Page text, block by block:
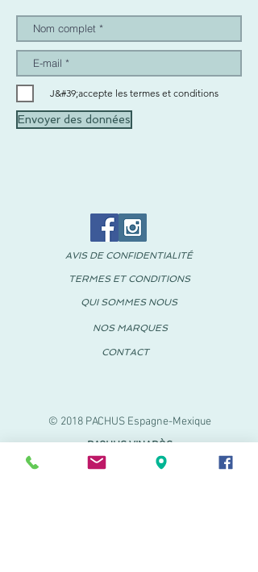
J&#39;accepte les termes et conditions
Envoyer des données
© 2018 PACHUS Espagne-Mexique
AVIS DE CONFIDENTIALITÉ
TERMES ET CONDITIONS
QUI SOMMES NOUS
NOS MARQUES
CONTACT
PACHUS VINARÒS